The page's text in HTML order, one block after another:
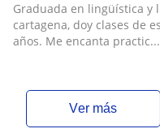
Graduada en lingüística
cartagena, doy clases de
años. Me encanta practic...
ver más